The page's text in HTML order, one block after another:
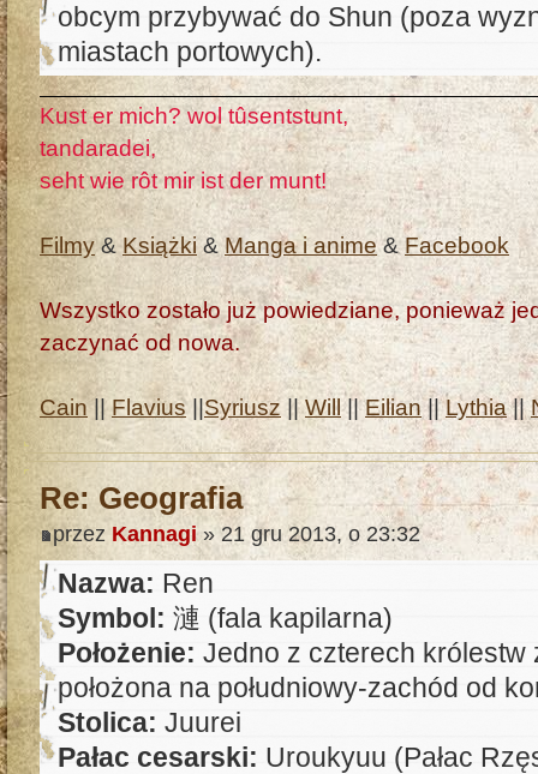
obcym przybywać do Shun (poza
miastach portowych).
Kust er mich? wol tûsentstunt,
tandaradei,
seht wie rôt mir ist der munt!
Filmy&Książki &Manga i anime&Facebook
Wszystko zostało już powiedziane, ponieważ
zaczynać od nowa.
Cain||Flavius||Syriusz ||Will||Eilian||Lythia||
Re: Geografia
przez Kannagi» 21 gru 2013, o 23:32
Nazwa: Ren
Symbol: 漣 (fala kapilarna)
Położenie: Jedno z czterech
położona na południowy-zachód od
Stolica: Juurei
Pałac cesarski: Uroukyuu (Pałac